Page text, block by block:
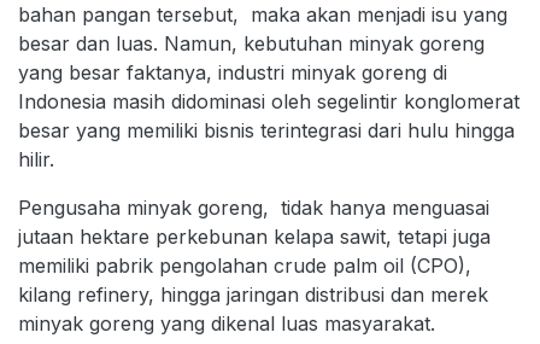
bahan pangan tersebut, maka akan menjadi isu yang
besar dan luas. Namun, kebutuhan minyak goreng
yang besar faktanya, industri minyak goreng di
Indonesia masih didominasi oleh segelintir konglomerat
besar yang memiliki bisnis terintegrasi dari hulu hingga
hilir.
Pengusaha minyak goreng, tidak hanya menguasai
jutaan hektare perkebunan kelapa sawit, tetapi juga
memiliki pabrik pengolahan crude palm oil (CPO),
kilang refinery, hingga jaringan distribusi dan merek
minyak goreng yang dikenal luas masyarakat.